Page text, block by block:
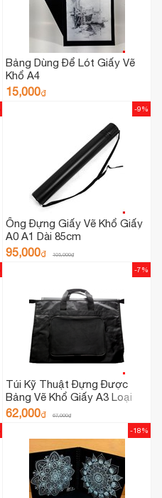
Bảng Dùng Để Lót Giấy Vẽ
Khổ A4
15,000₫
Ống Đựng Giấy Vẽ Khổ Giấy
A0 A1 Dài 85cm
95,000₫ 105,000₫
-9%
Túi Kỹ Thuật Đựng Được
Bảng Vẽ Khổ Giấy A3 Loại
Tốt
62,000₫ 67,000₫
-7%
-18%